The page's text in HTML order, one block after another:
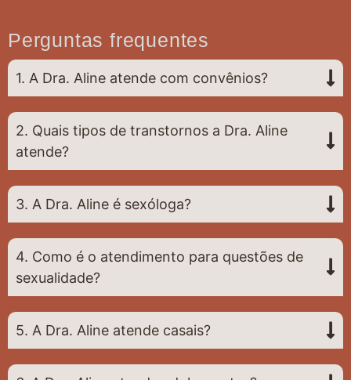
Perguntas frequentes
1. A Dra. Aline atende com convênios?
2. Quais tipos de transtornos a Dra. Aline
atende?
3. A Dra. Aline é sexóloga?
4. Como é o atendimento para questões de
sexualidade?
5. A Dra. Aline atende casais?